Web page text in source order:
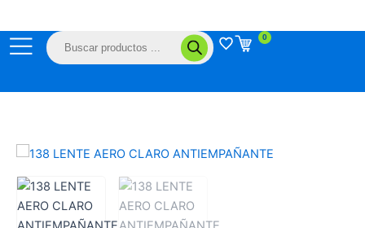
al
contenido
Búsqueda
de
0